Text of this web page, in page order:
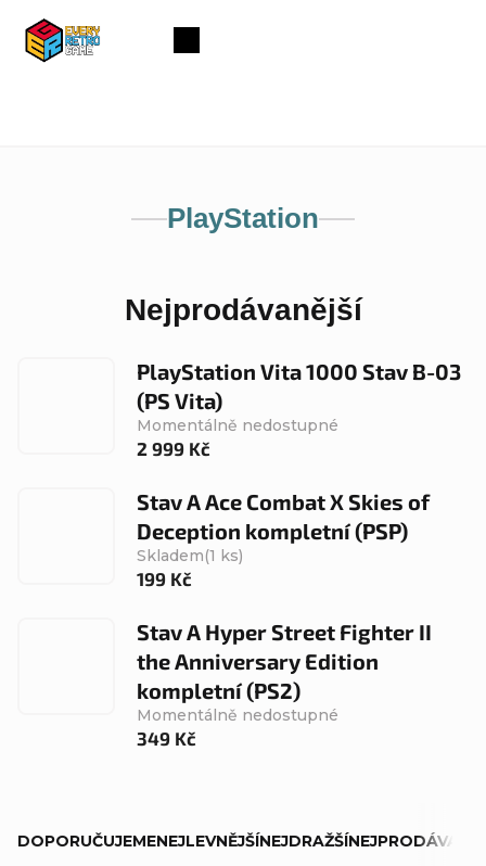
obsah
Nákupní
PlayStation
Nejprodávanější
PlayStation Vita 1000 Stav B-03
(PS Vita)
Momentálně nedostupné
2 999 Kč
Stav A Ace Combat X Skies of
Deception kompletní (PSP)
Skladem(1 ks)
199 Kč
Stav A Hyper Street Fighter II
the Anniversary Edition
kompletní (PS2)
Momentálně nedostupné
349 Kč
DOPORUČUJEMENEJLEVNĚJŠÍNEJDRAŽŠÍ